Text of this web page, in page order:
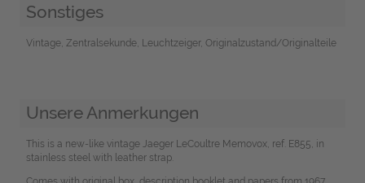
Sonstiges
Vintage, Zentralsekunde, Leuchtzeiger, Originalzustand/Originalteile
Unsere Anmerkungen
This is a new-like vintage Jaeger LeCoultre Memovox, ref. E855, in
stainless steel with leather strap.